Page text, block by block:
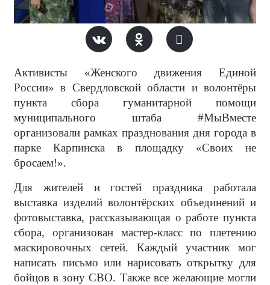
Активисты «Женского движения Единой
России» в Свердловской области и волонтёры
пункта сбора гуманитарной помощи
муниципального штаба #МыВместе
организовали рамках празднования дня города в
парке Карпинска в площадку «Своих не
бросаем!».
Для жителей и гостей праздника работала
выставка изделий волонтёрских объединений и
фотовыставка, рассказывающая о работе пункта
сбора, организован мастер-класс по плетению
маскировочных сетей. Каждый участник мог
написать письмо или нарисовать открытку для
бойцов в зону СВО. Также все желающие могли